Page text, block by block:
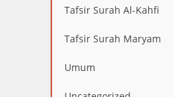
Tafsir Surah Al-Kahfi
Tafsir Surah Maryam
Umum